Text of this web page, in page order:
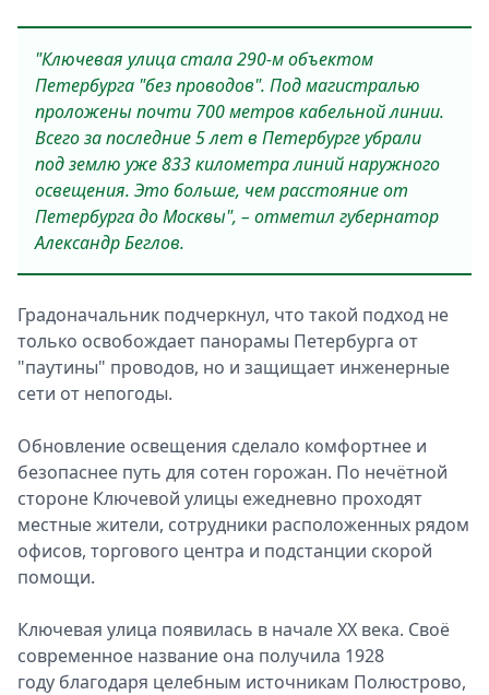
"Ключевая улица стала 290-м объектом
Петербурга "без проводов". Под магистралью
проложены почти 700 метров кабельной линии.
Всего за последние 5 лет в Петербурге убрали
под землю уже 833 километра линий наружного
освещения. Это больше, чем расстояние от
Петербурга до Москвы", – отметил губернатор
Александр Беглов.
Градоначальник подчеркнул, что такой подход не
только освобождает панорамы Петербурга от
"паутины" проводов, но и защищает инженерные
сети от непогоды.
Обновление освещения сделало комфортнее и
безопаснее путь для сотен горожан. По нечётной
стороне Ключевой улицы ежедневно проходят
местные жители, сотрудники расположенных рядом
офисов, торгового центра и подстанции скорой
помощи.
Ключевая улица появилась в начале XX века. Своё
современное название она получила 1928
году благодаря целебным источникам Полюстрово,